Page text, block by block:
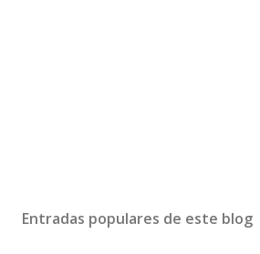
Entradas populares de este blog